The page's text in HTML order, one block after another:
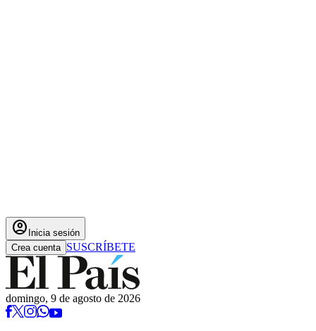
account_circle Inicia sesión
Crea cuenta SUSCRÍBETE
domingo, 9 de agosto de 2026